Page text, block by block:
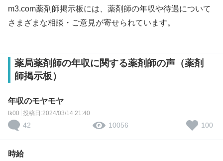
m3.com薬剤師掲示板には、薬剤師の年収や待遇について
さまざまな相談・ご意見が寄せられています。
薬局薬剤師の年収に関する薬剤師の声（薬剤
師掲示板）
年収のモヤモヤ
tk00 投稿日:2024/03/14 21:40
42 10056 100
時給